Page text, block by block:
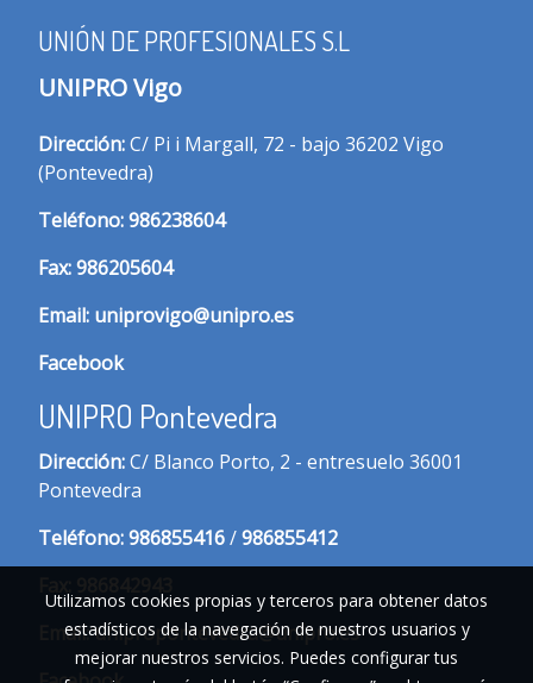
UNIÓN DE PROFESIONALES S.L
UNIPRO Vigo
Dirección:C/ Pi i Margall, 72 - bajo 36202 Vigo
(Pontevedra)
Teléfono:986238604
Fax:986205604
Email: uniprovigo@unipro.es
Facebook
UNIPRO Pontevedra
Dirección:C/ Blanco Porto, 2 - entresuelo 36001
Pontevedra
Teléfono:986855416/986855412
Email:unipropontevedra@unipro.es
Utilizamos cookies propias y terceros para obtener datos
estadísticos de la navegación de nuestros usuarios y
mejorar nuestros servicios. Puedes configurar tus